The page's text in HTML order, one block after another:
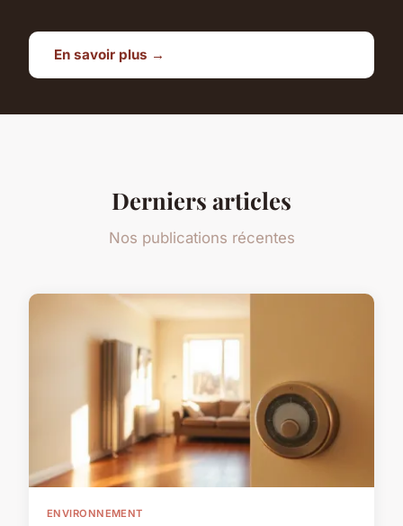
En savoir plus →
Derniers articles
Nos publications récentes
ENVIRONNEMENT